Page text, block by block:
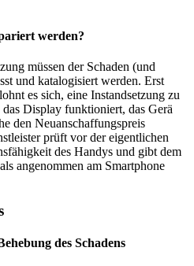
werden?
müssen der Schaden (und
und katalogisiert werden. Erst
es sich, eine Instandsetzung zu
Display funktioniert, das Gerä
den Neuanschaffungspreis
prüft vor der eigentlichen
des Handys und gibt dem
angenommen am Smartphone
des Schadens